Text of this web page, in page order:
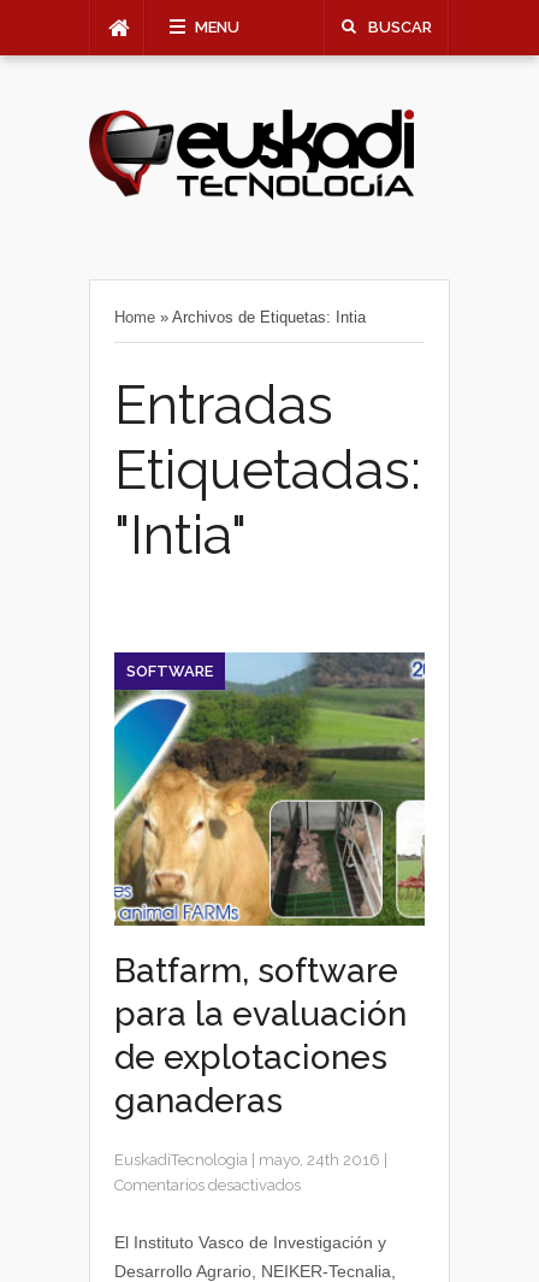
MENU BUSCAR
Home » Archivos de Etiquetas: Intia
Entradas
Etiquetadas:
"Intia"
SOFTWARE
Batfarm, software
para la evaluación
de explotaciones
ganaderas
EuskadiTecnologia mayo, 24th 2016
Comentarios desactivadosen
software
El Instituto Vasco de Investigación y
Desarrollo Agrario, NEIKER-Tecnalia,